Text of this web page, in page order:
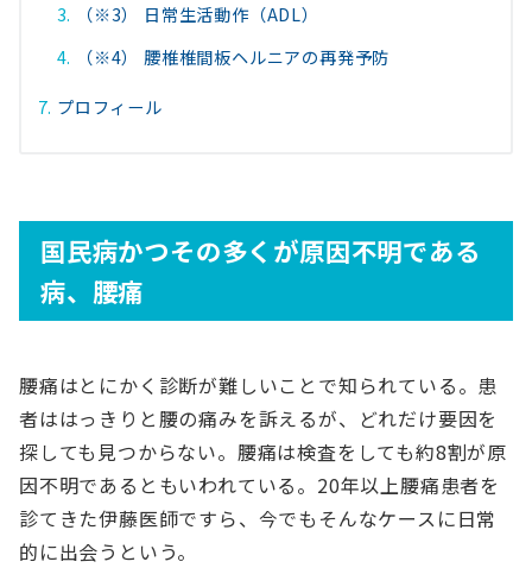
（※3） 日常生活動作（ADL）
（※4） 腰椎椎間板ヘルニアの再発予防
プロフィール
国民病かつその多くが原因不明である
病、腰痛
腰痛はとにかく診断が難しいことで知られている。患
者ははっきりと腰の痛みを訴えるが、どれだけ要因を
探しても見つからない。腰痛は検査をしても約8割が原
因不明であるともいわれている。20年以上腰痛患者を
診てきた伊藤医師ですら、今でもそんなケースに日常
的に出会うという。